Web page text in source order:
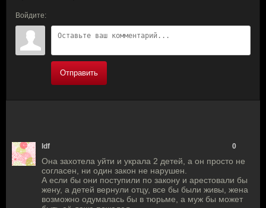
Войдите:
Отправить
ldf 0
Она захотела уйти и украла 2 детей, а он просто не
согласен, ни один закон не нарушен.
А если бы они поступили по закону и арестовали бы
жену, а детей вернули отцу, все бы были живы, жена
возможно одумалась бы в тюрьме, а муж бы может